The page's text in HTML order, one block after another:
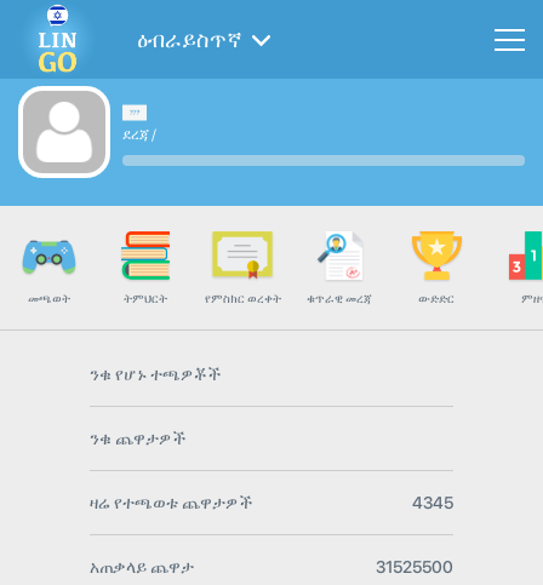
ዕብራይስጥኛ
ደረጃ/
መጫወት ትምህርት የምስክር ወረቀት ቁጥራዊ መረጃ ውድድር
ንቁ የሆኑ ተጫዎቾች
ንቁ ጨዋታዎች
ዛሬ የተጫወቱ ጨዋታዎች 4345
አጠቃላይ ጨዋታ 31525500